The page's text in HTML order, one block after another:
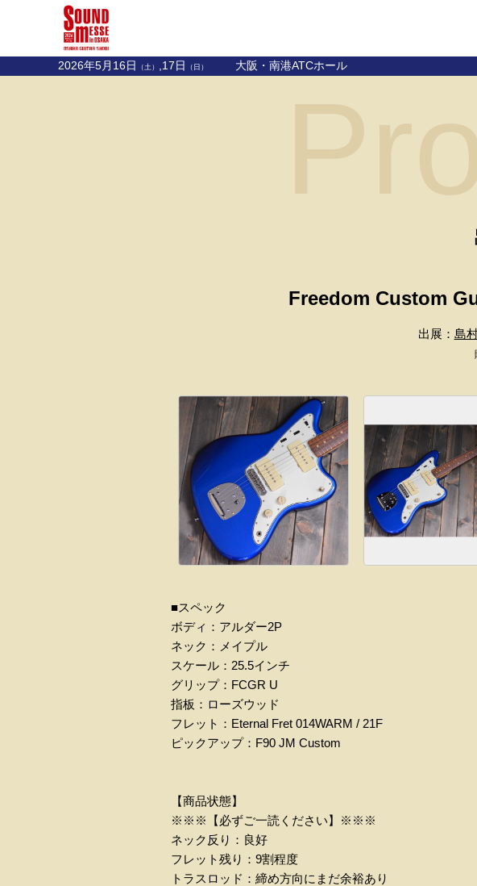
2026年5月16日 （土） ,17日 （日） 大阪・南港ATCホール
Freedom Custom
出展： 島
■スペック
ボディ：アルダー2P
ネック：メイプル
スケール：25.5インチ
グリップ：FCGR U
指板：ローズウッド
フレット：Eternal Fret 014WARM / 21F
ピックアップ：F90 JM Custom
【商品状態】
※※※【必ずご一読ください】※※※
ネック反り：良好
フレット残り：9割程度
トラスロッド：締め方向にまだ余裕あり